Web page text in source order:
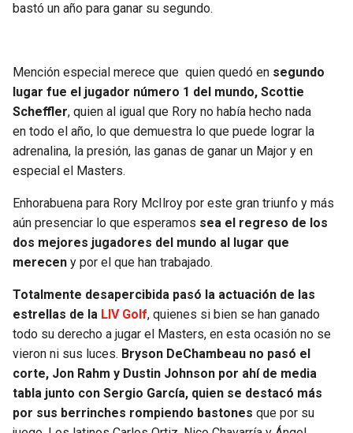
bastó un año para ganar su segundo.
Mención especial merece que quien quedó en segundo
lugar fue el jugador número 1 del mundo, Scottie
Scheffler, quien al igual que Rory no había hecho nada
en todo el año, lo que demuestra lo que puede lograr la
adrenalina, la presión, las ganas de ganar un Major y en
especial el Masters.
Enhorabuena para Rory McIlroy por este gran triunfo y más
aún presenciar lo que esperamos sea el regreso de los
dos mejores jugadores del mundo al lugar que
merecen y por el que han trabajado.
Totalmente desapercibida pasó la actuación de las
estrellas de la LIV Golf, quienes si bien se han ganado
todo su derecho a jugar el Masters, en esta ocasión no se
vieron ni sus luces. Bryson DeChambeau no pasó el
corte, Jon Rahm y Dustin Johnson por ahí de media
tabla junto con Sergio García, quien se destacó más
por sus berrinches rompiendo bastones que por su